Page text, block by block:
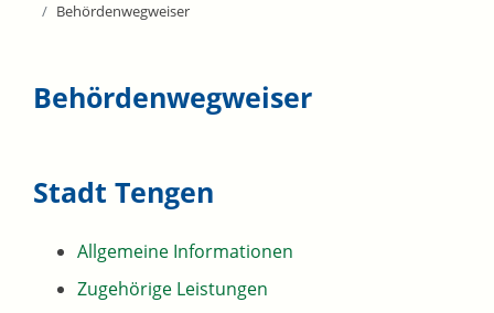
Behördenwegweiser
Behördenwegweiser
Stadt Tengen
Allgemeine Informationen
Zugehörige Leistungen